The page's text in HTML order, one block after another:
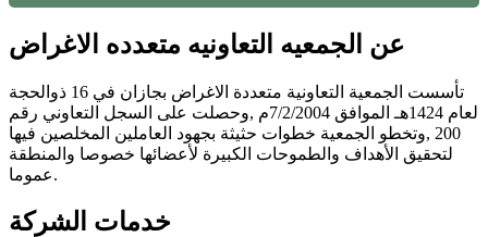
عن الجمعيه التعاونيه متعدده الاغراض
تأسست الجمعية التعاونية متعددة الاغراض بجازان في 16 ذوالحجة
لعام 1424هـ الموافق 7/2/2004م ,وحصلت على السجل التعاوني رقم
200 ,وتخطو الجمعية خطوات حثيثة بجهود العاملين المخلصين فيها
لتحقيق الأهداف والطموحات الكبيرة لأعضائها خصوصا والمنطقة
عموما.
خدمات الشركة